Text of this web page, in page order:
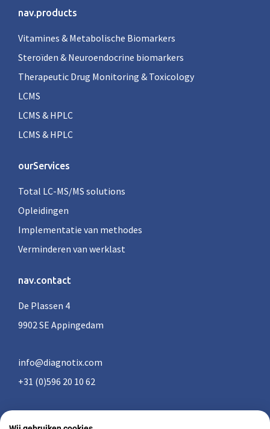
nav.products
Vitamines & Metabolische Biomarkers
Steroïden & Neuroendocrine biomarkers
Therapeutic Drug Monitoring & Toxicology
LCMS
LCMS & HPLC
LCMS & HPLC
ourServices
Total LC-MS/MS solutions
Opleidingen
Implementatie van methodes
Verminderen van werklast
nav.contact
De Plassen 4
9902 SE Appingedam
info@diagnotix.com
+31 (0)596 20 10 62